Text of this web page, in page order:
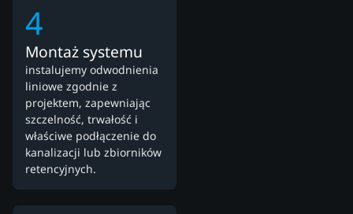
4
Montaż systemu
instalujemy odwodnienia
liniowe zgodnie z
projektem, zapewniając
szczelność, trwałość i
właściwe podłączenie do
kanalizacji lub zbiorników
retencyjnych.